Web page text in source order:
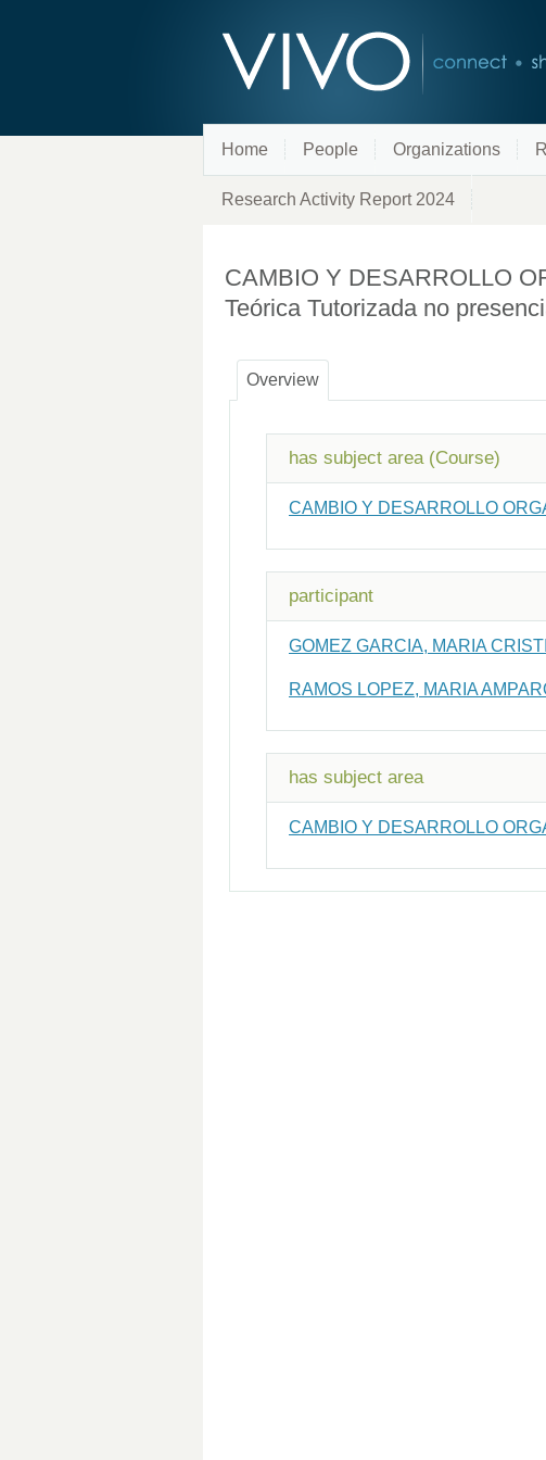
Home People Organizations
Research Activity Report 2024
CAMBIO Y DESARROLLO
Teórica Tutorizada no
Overview
has subject area (Course)
CAMBIO Y DESARROLLO
participant
GOMEZ GARCIA, MARIA
RAMOS LOPEZ, MARIA
has subject area
CAMBIO Y DESARROLLO